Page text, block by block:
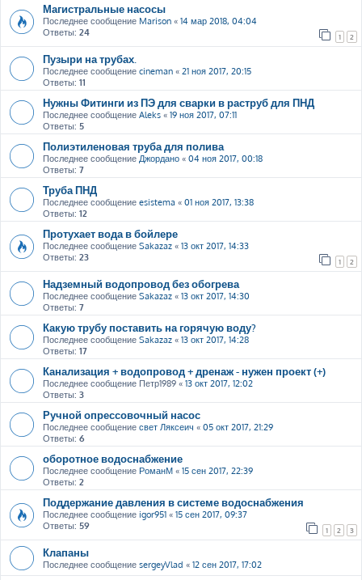
Магистральные насосы
Последнее сообщение Marison « 14 мар 2018, 04:04
Ответы: 24 1 2
Пузыри на трубах.
Последнее сообщение cineman « 21 ноя 2017, 20:15
Ответы: 11
Нужны Фитинги из ПЭ для сварки в раструб для ПНД
Последнее сообщение Aleks « 19 ноя 2017, 07:11
Ответы: 5
Полиэтиленовая труба для полива
Последнее сообщение Джордано « 04 ноя 2017, 00:18
Ответы: 7
Труба ПНД
Последнее сообщение esistema « 01 ноя 2017, 13:38
Ответы: 12
Протухает вода в бойлере
Последнее сообщение Sakazaz « 13 окт 2017, 14:33
Ответы: 23 1 2
Надземный водопровод без обогрева
Последнее сообщение Sakazaz « 13 окт 2017, 14:30
Ответы: 7
Какую трубу поставить на горячую воду?
Последнее сообщение Sakazaz « 13 окт 2017, 14:28
Ответы: 17
Канализация + водопровод + дренаж - нужен проект (+)
Последнее сообщение Петр1989 « 13 окт 2017, 12:02
Ответы: 3
Ручной опрессовочный насос
Последнее сообщение свет Ляксеич « 05 окт 2017, 21:29
Ответы: 6
оборотное водоснабжение
Последнее сообщение РоманМ « 15 сен 2017, 22:39
Ответы: 2
Поддержание давления в системе водоснабжения
Последнее сообщение igor951 « 15 сен 2017, 09:37
Ответы: 59 1 2 3
Клапаны
Последнее сообщение sergeyVlad « 12 сен 2017, 17:02